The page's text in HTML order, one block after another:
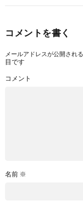
コメントを書く
メールアドレスが公開され
目です
コメント
名前 ※